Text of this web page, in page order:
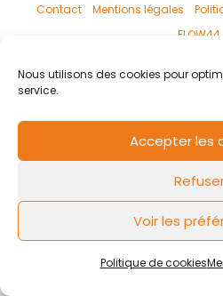
Nous utilisons des cookies pour
service.
Accepter les
Voir les
Politique de cookies
Contact
Mentions légales
FLOW44